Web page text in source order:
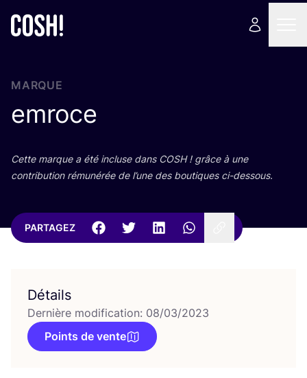
MARQUE
emroce
Cette marque a été incluse dans COSH! grâce à une
contri­bu­tion rému­né­rée de l’une des bou­tiques ci-dessous.
PARTAGEZ
Détails
Dernière modification: 08/03/2023
Points de vente